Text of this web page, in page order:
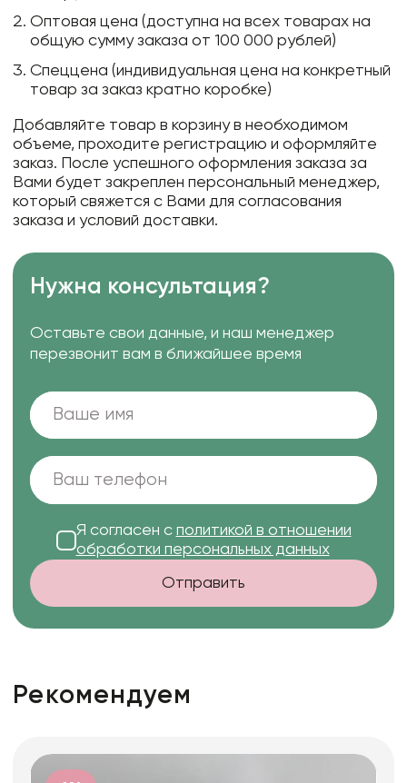
Оптовая цена (доступна на всех товарах на
общую сумму заказа от 100 000 рублей)
Спеццена (индивидуальная цена на конкретный
товар за заказ кратно коробке)
Добавляйте товар в корзину в необходимом
объеме, проходите регистрацию и оформляйте
заказ. После успешного оформления заказа за
Вами будет закреплен персональный менеджер,
который свяжется с Вами для согласования
заказа и условий доставки.
Нужна консультация?
Оставьте свои данные, и наш менеджер
перезвонит вам в ближайшее время
Я согласен с политикой в отношении
обработки персональных данных
Отправить
Рекомендуем